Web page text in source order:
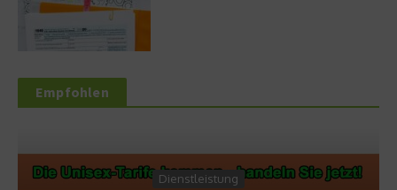
Empfohlen
Service &